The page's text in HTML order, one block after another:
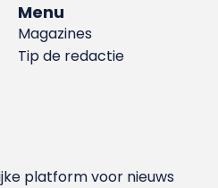
Menu
Magazines
Tip de redactie
platform voor nieuws